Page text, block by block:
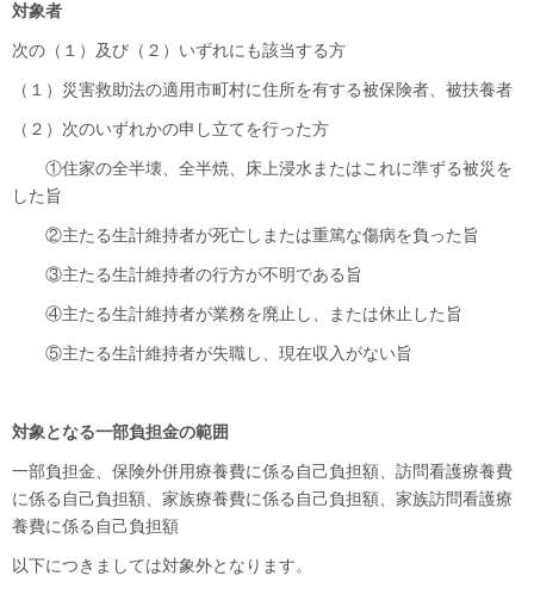
対象者
次の（１）及び（２）いずれにも該当する方
（１）災害救助法の適用市町村に住所を有する被保険者、被扶養者
（２）次のいずれかの申し立てを行った方
①住家の全半壊、全半焼、床上浸水またはこれに準ずる被災を
した旨
②主たる生計維持者が死亡しまたは重篤な傷病を負った旨
③主たる生計維持者の行方が不明である旨
④主たる生計維持者が業務を廃止し、または休止した旨
⑤主たる生計維持者が失職し、現在収入がない旨
対象となる一部負担金の範囲
一部負担金、保険外併用療養費に係る自己負担額、訪問看護療養費
に係る自己負担額、家族療養費に係る自己負担額、家族訪問看護療
養費に係る自己負担額
以下につきましては対象外となります。